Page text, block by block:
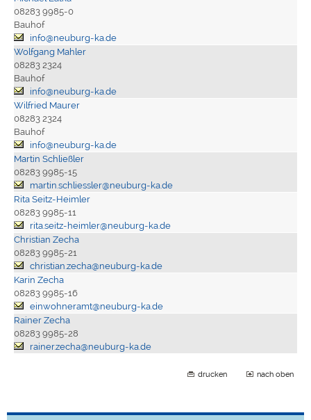
08283 9985-0
Bauhof
info@neuburg-ka.de
Wolfgang Mahler
08283 2324
Bauhof
info@neuburg-ka.de
Wilfried Maurer
08283 2324
Bauhof
info@neuburg-ka.de
Martin Schließler
08283 9985-15
martin.schliessler@neuburg-ka.de
Rita Seitz-Heimler
08283 9985-11
rita.seitz-heimler@neuburg-ka.de
Christian Zecha
08283 9985-21
christian.zecha@neuburg-ka.de
Karin Zecha
08283 9985-16
einwohneramt@neuburg-ka.de
Rainer Zecha
08283 9985-28
rainer.zecha@neuburg-ka.de
drucken nach oben